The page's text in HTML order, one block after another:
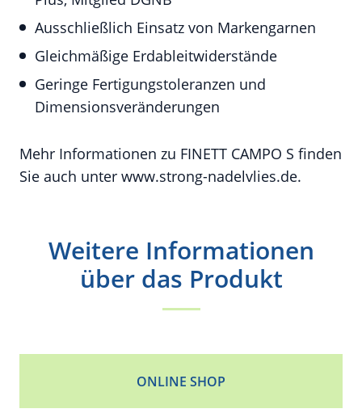
Ausschließlich Einsatz von Markengarnen
Gleichmäßige Erdableitwiderstände
Geringe Fertigungstoleranzen und
Dimensionsveränderungen
Mehr Informationen zu FINETT CAMPO S finden
Sie auch unter www.strong-nadelvlies.de.
Weitere Informationen
über das Produkt
ONLINE SHOP